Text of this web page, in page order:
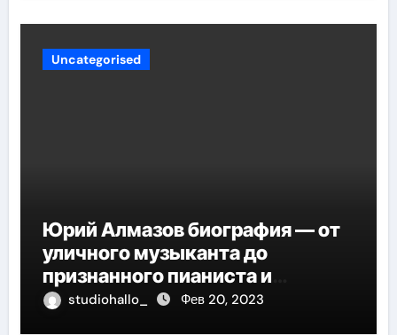
Uncategorised
Юрий Алмазов биография — от
уличного музыканта до
признанного пианиста и
композитора
studiohallo_ Фев 20, 2023